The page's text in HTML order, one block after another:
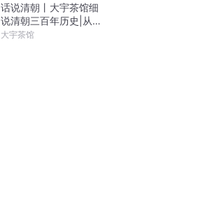
话说清朝丨大宇茶馆细
说清朝三百年历史|从努
尔哈赤到末代皇帝溥仪|
大宇茶馆